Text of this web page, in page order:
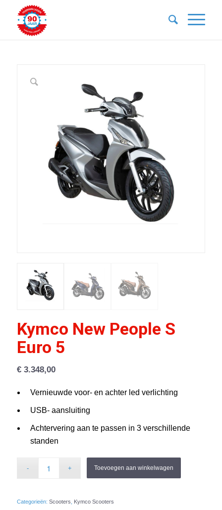
Kymco New People S
Euro 5
€3.348,00
Vernieuwde voor- en achter led verlichting
USB- aansluiting
Achtervering aan te passen in 3 verschillende
standen
Toevoegen aan winkelwagen
Categorieën: Scooters Kymco Scooters